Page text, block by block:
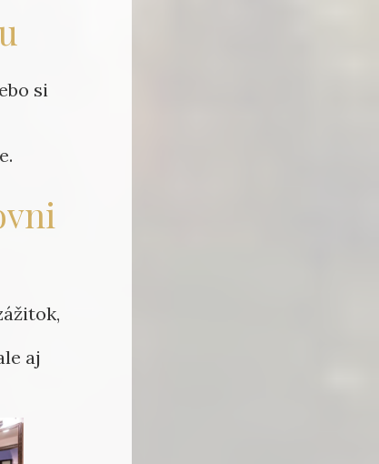
si
aj